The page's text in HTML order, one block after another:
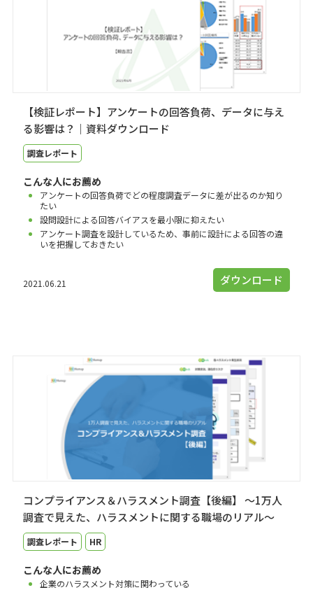
【検証レポート】アンケートの回答負荷、データに与え
る影響は？｜資料ダウンロード
調査レポート
こんな人にお薦め
アンケートの回答負荷でどの程度調査データに差が出るのか知り
たい
設問設計による回答バイアスを最小限に抑えたい
アンケート調査を設計しているため、事前に設計による回答の違
いを把握しておきたい
2021.06.21 ダウンロード
コンプライアンス＆ハラスメント調査【後編】 ～1万人
調査で見えた、ハラスメントに関する職場のリアル～
調査レポート HR
こんな人にお薦め
企業のハラスメント対策に関わっている